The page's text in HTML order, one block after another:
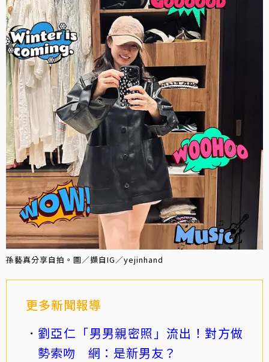
孫藝真分享自拍。圖／擷自IG／yejinhand
更多新聞報導
劉亞仁「男男親密照」流出！對方做
勢索吻 網：是新男友？